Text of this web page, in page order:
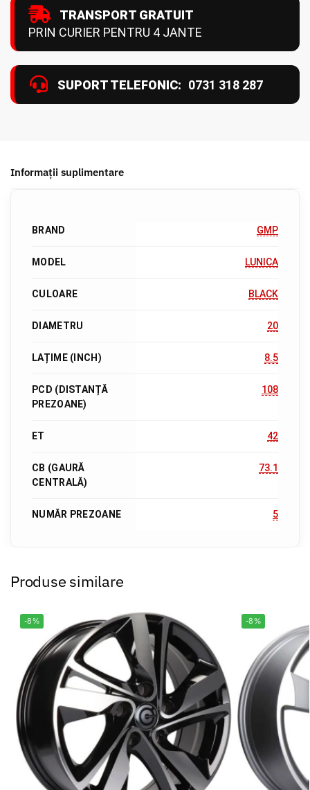
TRANSPORT GRATUIT
PRIN CURIER PENTRU 4 JANTE
SUPORT TELEFONIC: 0731 318 287
Informații suplimentare
BRAND GMP
MODEL LUNICA
CULOARE BLACK
DIAMETRU 20
LAȚIME (INCH) 8.5
PCD (DISTANȚĂ
PREZOANE)
108
ET 42
CB (GAURĂ
CENTRALĂ)
73.1
NUMĂR PREZOANE 5
Produse similare
-8% -8%